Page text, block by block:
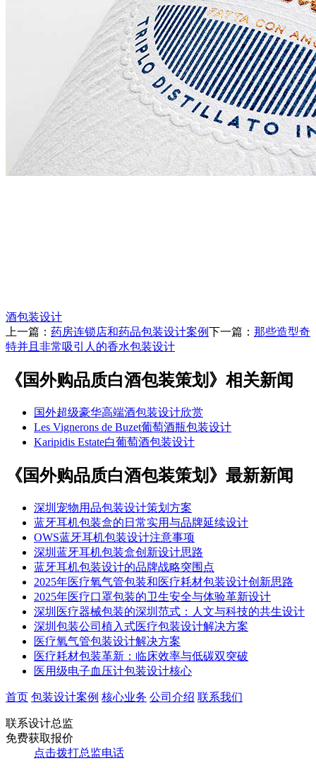
酒包装设计
上一篇： 药房连锁店和药品包装设计案例下一篇： 那些造型奇
特并且非常吸引人的香水包装设计
《国外购品质白酒包装策划》相关新闻
国外超级豪华高端酒包装设计欣赏
Les Vignerons de Buzet葡萄酒瓶包装设计
Karipidis Estate白葡萄酒包装设计
《国外购品质白酒包装策划》最新新闻
​​深圳宠物用品包装设计策划方案​​
蓝牙耳机包装盒的日常实用与品牌延续设计
OWS蓝牙耳机包装设计注意事项
深圳蓝牙耳机包装盒创新设计思路
蓝牙耳机包装设计的品牌战略突围​点
​​2025年医疗氧气管包装和医疗耗材包装设计创新思路
2025年医疗口罩包装的卫生安全与体验革新设计
深圳医疗器械包装的深圳范式：人文与科技的共生设计​
深圳包装公司植入式医疗包装设计解决方案
​医疗氧气管包装设计解决方案
医疗耗材包装革新：临床效率与低碳双突破
医用级电子血压计包装设计核心
首页 包装设计案例 核心业务 公司介绍 联系我们
联系设计总监
免费获取报价
点击拨打总监电话